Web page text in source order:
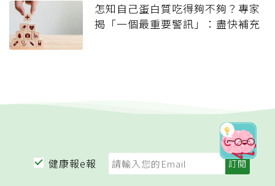
怎知自己蛋白質吃得夠不夠？專家
揭「一個最重要警訊」：盡快補充
健康報e報